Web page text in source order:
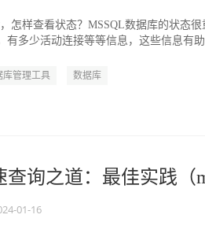
怎样查看状态？MSSQL数据库的状态
有多少活动连接等等信息，这些信息有
库管理工具 数据库
查询之道：最佳实践（
01-16